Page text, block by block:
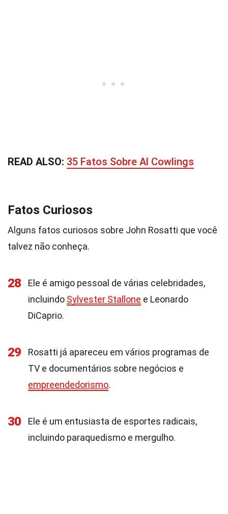
READ ALSO: 35 Fatos Sobre Al Cowlings
Fatos Curiosos
Alguns fatos curiosos sobre John Rosatti que você
talvez não conheça.
28
Ele é amigo pessoal de várias celebridades,
incluindo Sylvester Stallone e Leonardo
DiCaprio.
29
Rosatti já apareceu em vários programas de
TV e documentários sobre negócios e
empreendedorismo.
30
Ele é um entusiasta de esportes radicais,
incluindo paraquedismo e mergulho.